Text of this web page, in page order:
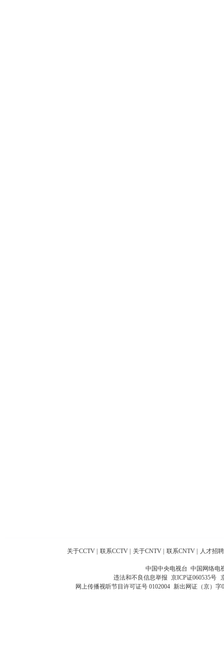
关于CCTV 联系CCTV 关于CNTV 联系CNTV 人才招聘
中国中央电视台 中国网络电
违法和不良信息举报 京ICP证060535号
网上传播视听节目许可证号 0102004 新出网证（京）